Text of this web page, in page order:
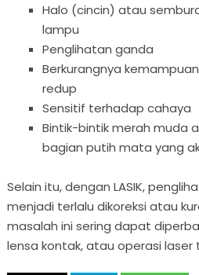
Halo (cincin) atau
lampu
Penglihatan ganda
Berkurangnya
redup
Sensitif terhadap cahaya
Bintik-bintik merah muda
bagian putih mata yang
Selain itu, dengan LASIK,
menjadi terlalu dikoreksi atau
masalah ini sering dapat
lensa kontak, atau operasi laser